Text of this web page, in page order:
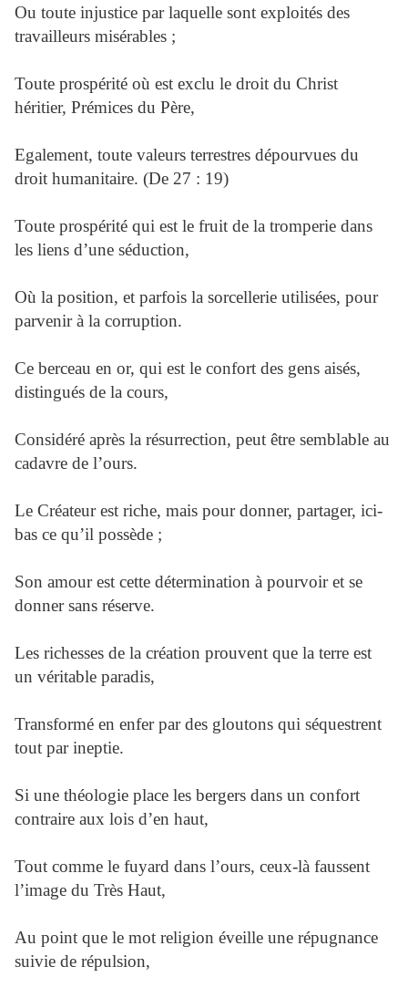
Ou toute injustice par laquelle sont exploités des
travailleurs misérables ;
Toute prospérité où est exclu le droit du Christ
héritier, Prémices du Père,
Egalement, toute valeurs terrestres dépourvues du
droit humanitaire. (De 27 : 19)
Toute prospérité qui est le fruit de la tromperie dans
les liens d’une séduction,
Où la position, et parfois la sorcellerie utilisées, pour
parvenir à la corruption.
Ce berceau en or, qui est le confort des gens aisés,
distingués de la cours,
Considéré après la résurrection, peut être semblable au
cadavre de l’ours.
Le Créateur est riche, mais pour donner, partager, ici-
bas ce qu’il possède ;
Son amour est cette détermination à pourvoir et se
donner sans réserve.
Les richesses de la création prouvent que la terre est
un véritable paradis,
Transformé en enfer par des gloutons qui séquestrent
tout par ineptie.
Si une théologie place les bergers dans un confort
contraire aux lois d’en haut,
Tout comme le fuyard dans l’ours, ceux-là faussent
l’image du Très Haut,
Au point que le mot religion éveille une répugnance
suivie de répulsion,